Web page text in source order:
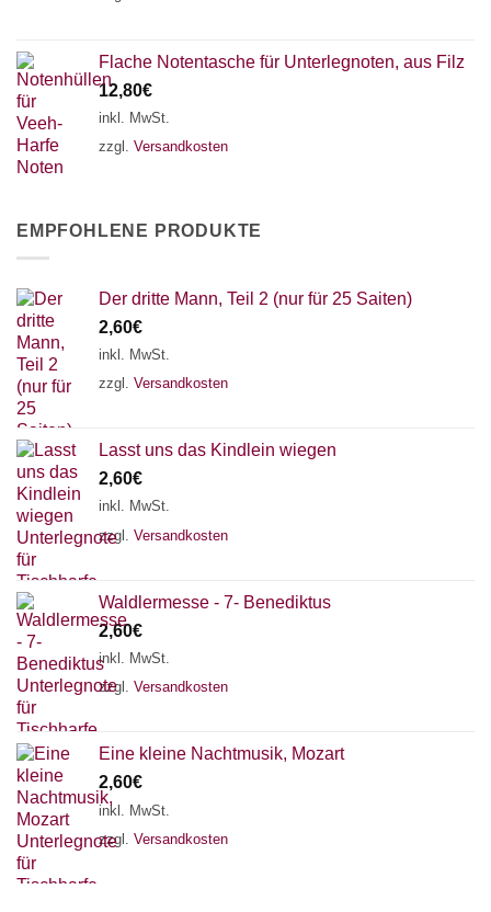
Flache Notentasche für Unterlegnoten, aus Filz
12,80€
inkl. MwSt.
zzgl. Versandkosten
EMPFOHLENE PRODUKTE
Der dritte Mann, Teil 2 (nur für 25 Saiten)
2,60€
inkl. MwSt.
zzgl. Versandkosten
Lasst uns das Kindlein wiegen
2,60€
inkl. MwSt.
zzgl. Versandkosten
Waldlermesse - 7- Benediktus
2,60€
inkl. MwSt.
zzgl. Versandkosten
Eine kleine Nachtmusik, Mozart
2,60€
inkl. MwSt.
zzgl. Versandkosten